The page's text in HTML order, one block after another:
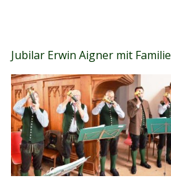
Jubilar Erwin Aigner mit Familie